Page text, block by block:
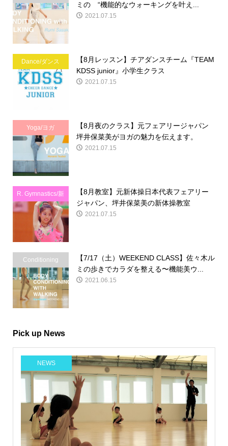
ミの “機能的なウォーキングを叶え...
2021.07.15
Dance/ダンス
【8月レッスン】チアダンスチーム『TEAM
KDSS junior』小学生クラス
2021.07.15
Yoga/ヨガ
【8月夜のクラス】元フェアリージャパン
坪井保菜美がヨガの魅力を伝えます。
2021.07.15
R. Gymnastics/新
体操
【8月教室】元新体操日本代表フェアリー
ジャパン、坪井保菜美の新体操教室
2021.07.15
Conditioning
【7/17（土）WEEKEND CLASS】佐々木ル
ミの歩きでカラダを整える〜機能美ウ...
2021.06.15
Pick up News
NEWS